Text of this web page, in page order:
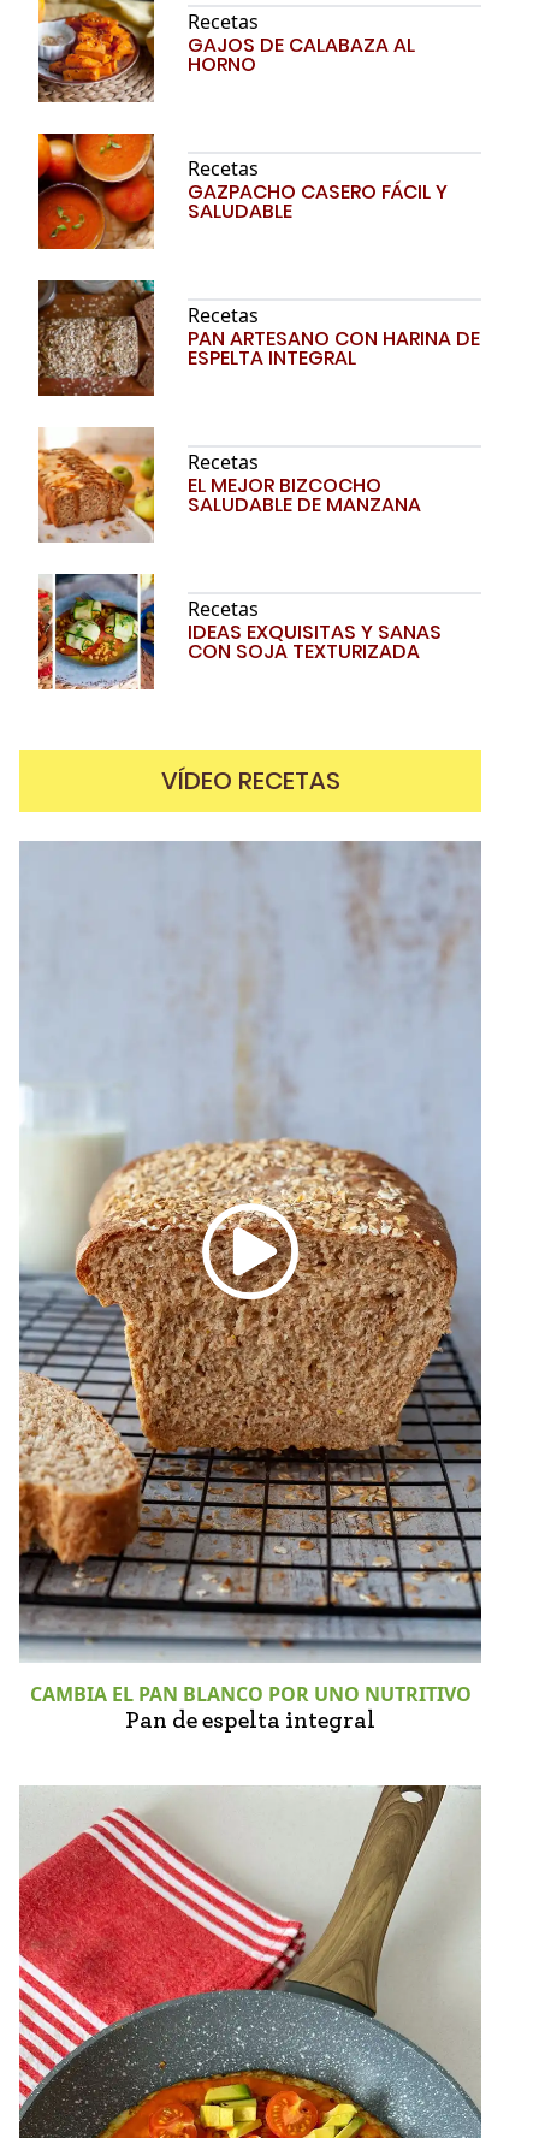
Recetas
GAJOS DE CALABAZA AL
HORNO
Recetas
GAZPACHO CASERO FÁCIL Y
SALUDABLE
Recetas
PAN ARTESANO CON HARINA DE
ESPELTA INTEGRAL
Recetas
EL MEJOR BIZCOCHO
SALUDABLE DE MANZANA
Recetas
IDEAS EXQUISITAS Y SANAS
CON SOJA TEXTURIZADA
VÍDEO RECETAS
CAMBIA EL PAN BLANCO POR UNO NUTRITIVO
Pan de espelta integral